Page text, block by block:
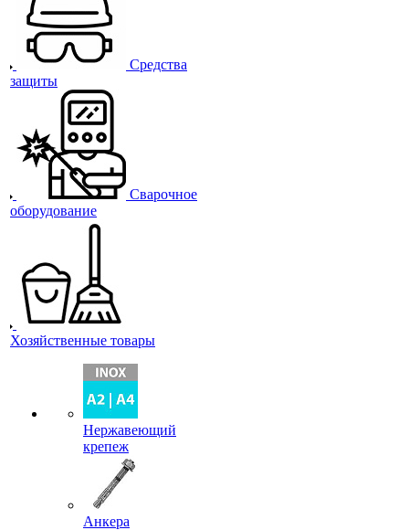
Средства
защиты
Сварочное
оборудование
Хозяйственные товары
Нержавеющий
крепеж
Анкера